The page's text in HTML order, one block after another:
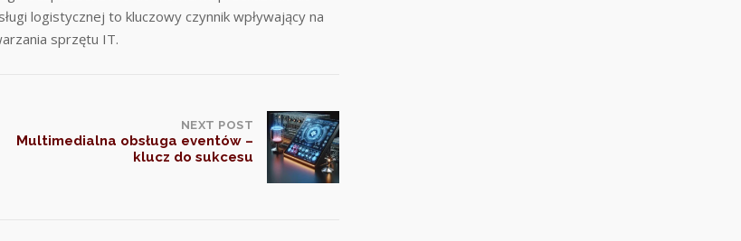
logistycznej to kluczowy czynnik wpływający na
sprzętu IT.
NEXT POST
Multimedialna obsługa eventów –
klucz do sukcesu